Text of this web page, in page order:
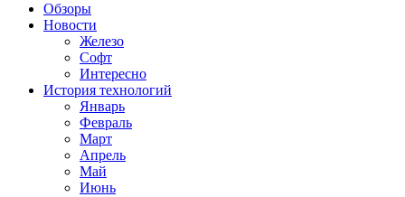
Обзоры
Новости
Железо
Софт
Интересно
История технологий
Январь
Февраль
Март
Апрель
Май
Июнь